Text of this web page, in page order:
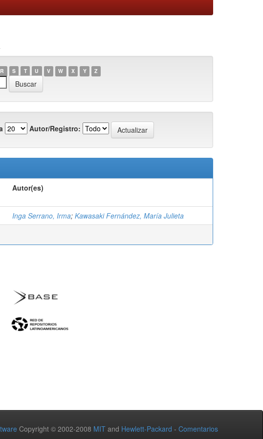
R S T U V W X Y Z
Autor/Registro:
Autor(es)
Inga Serrano, Irma; Kawasaki Fernández, María Julieta
Copyright © 2002-2008 MIT and Hewlett-Packard - Comentarios